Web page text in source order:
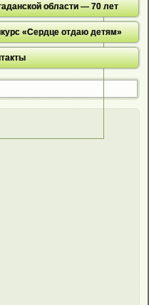
области — 70 лет
«Сердце отдаю детям»